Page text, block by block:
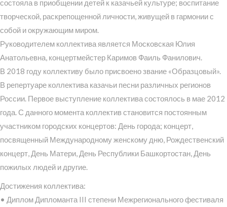
состояла в приобщении детей к казачьей культуре; воспитание
творческой, раскрепощенной личности, живущей в гармонии с
собой и окружающим миром.
Руководителем коллектива является Московская Юлия
Анатольевна, концертмейстер Каримов Фаиль Фанилович.
В 2018 году коллективу было присвоено звание «Образцовый».
В репертуаре коллектива казачьи песни различных регионов
России. Первое выступление коллектива состоялось в мае 2012
года. С данного момента коллектив становится постоянным
участником городских концертов: День города; концерт,
посвященный Международному женскому дню, Рождественский
концерт, День Матери, День Республики Башкортостан, День
пожилых людей и другие.
Достижения коллектива:
• Диплом Дипломанта III степени Межрегионального фестиваля